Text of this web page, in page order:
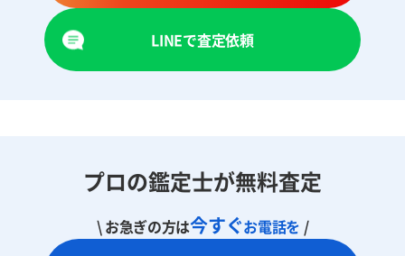
LINEで査定依頼
プロの鑑定士が無料査定
\ お急ぎの方は今すぐお電話を /